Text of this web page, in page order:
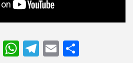
Li W T
E